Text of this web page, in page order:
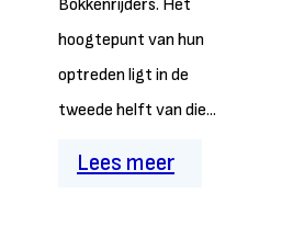
Bokkenrijders. Het
hoogtepunt van hun
optreden ligt in de
tweede helft van die...
Lees meer